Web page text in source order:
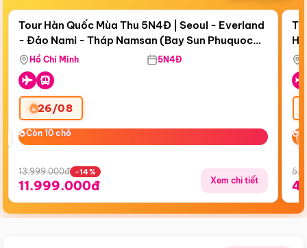
Còn18 ngày 21:24:54
Tour Hàn Quốc Mùa Thu 5N4Đ | Seoul - Everland
- Đảo Nami - Tháp Namsan (Bay Sun Phuquoc
Airways)
Hồ Chí Minh 5N4Đ
26/08
Còn 10 chỗ
Còn 10 chỗ
13.999.000đ -14%
11.999.000đ Xem chi tiết